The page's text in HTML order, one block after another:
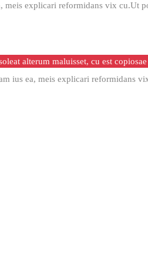
explicari reformidans vix cu.Ut
alterum maluisset, cu est
ius ea, meis explicari reformidans